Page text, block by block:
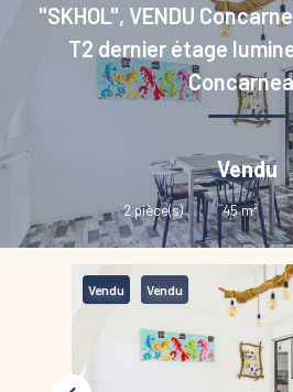
"SKHOL", VENDU
T2 dernier étage
Vendu
2 pièce(s) • 45m² •
Vendu Vendu